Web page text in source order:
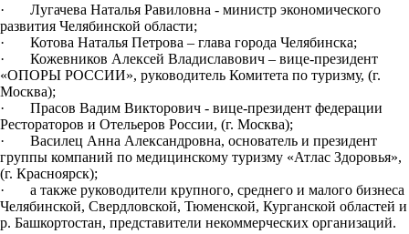
· Лугачева Наталья Равиловна - министр экономического
развития Челябинской области;
· Котова Наталья Петрова – глава города Челябинска;
· Кожевников Алексей Владиславович – вице-президент
«ОПОРЫ РОССИИ», руководитель Комитета по туризму, (г.
Москва);
· Прасов Вадим Викторович - вице-президент федерации
Рестораторов и Отельеров России, (г. Москва);
· Василец Анна Александровна, основатель и президент
группы компаний по медицинскому туризму «Атлас Здоровья»,
(г. Красноярск);
· а также руководители крупного, среднего и малого бизнеса
Челябинской, Свердловской, Тюменской, Курганской областей и
р. Башкортостан, представители некоммерческих организаций.